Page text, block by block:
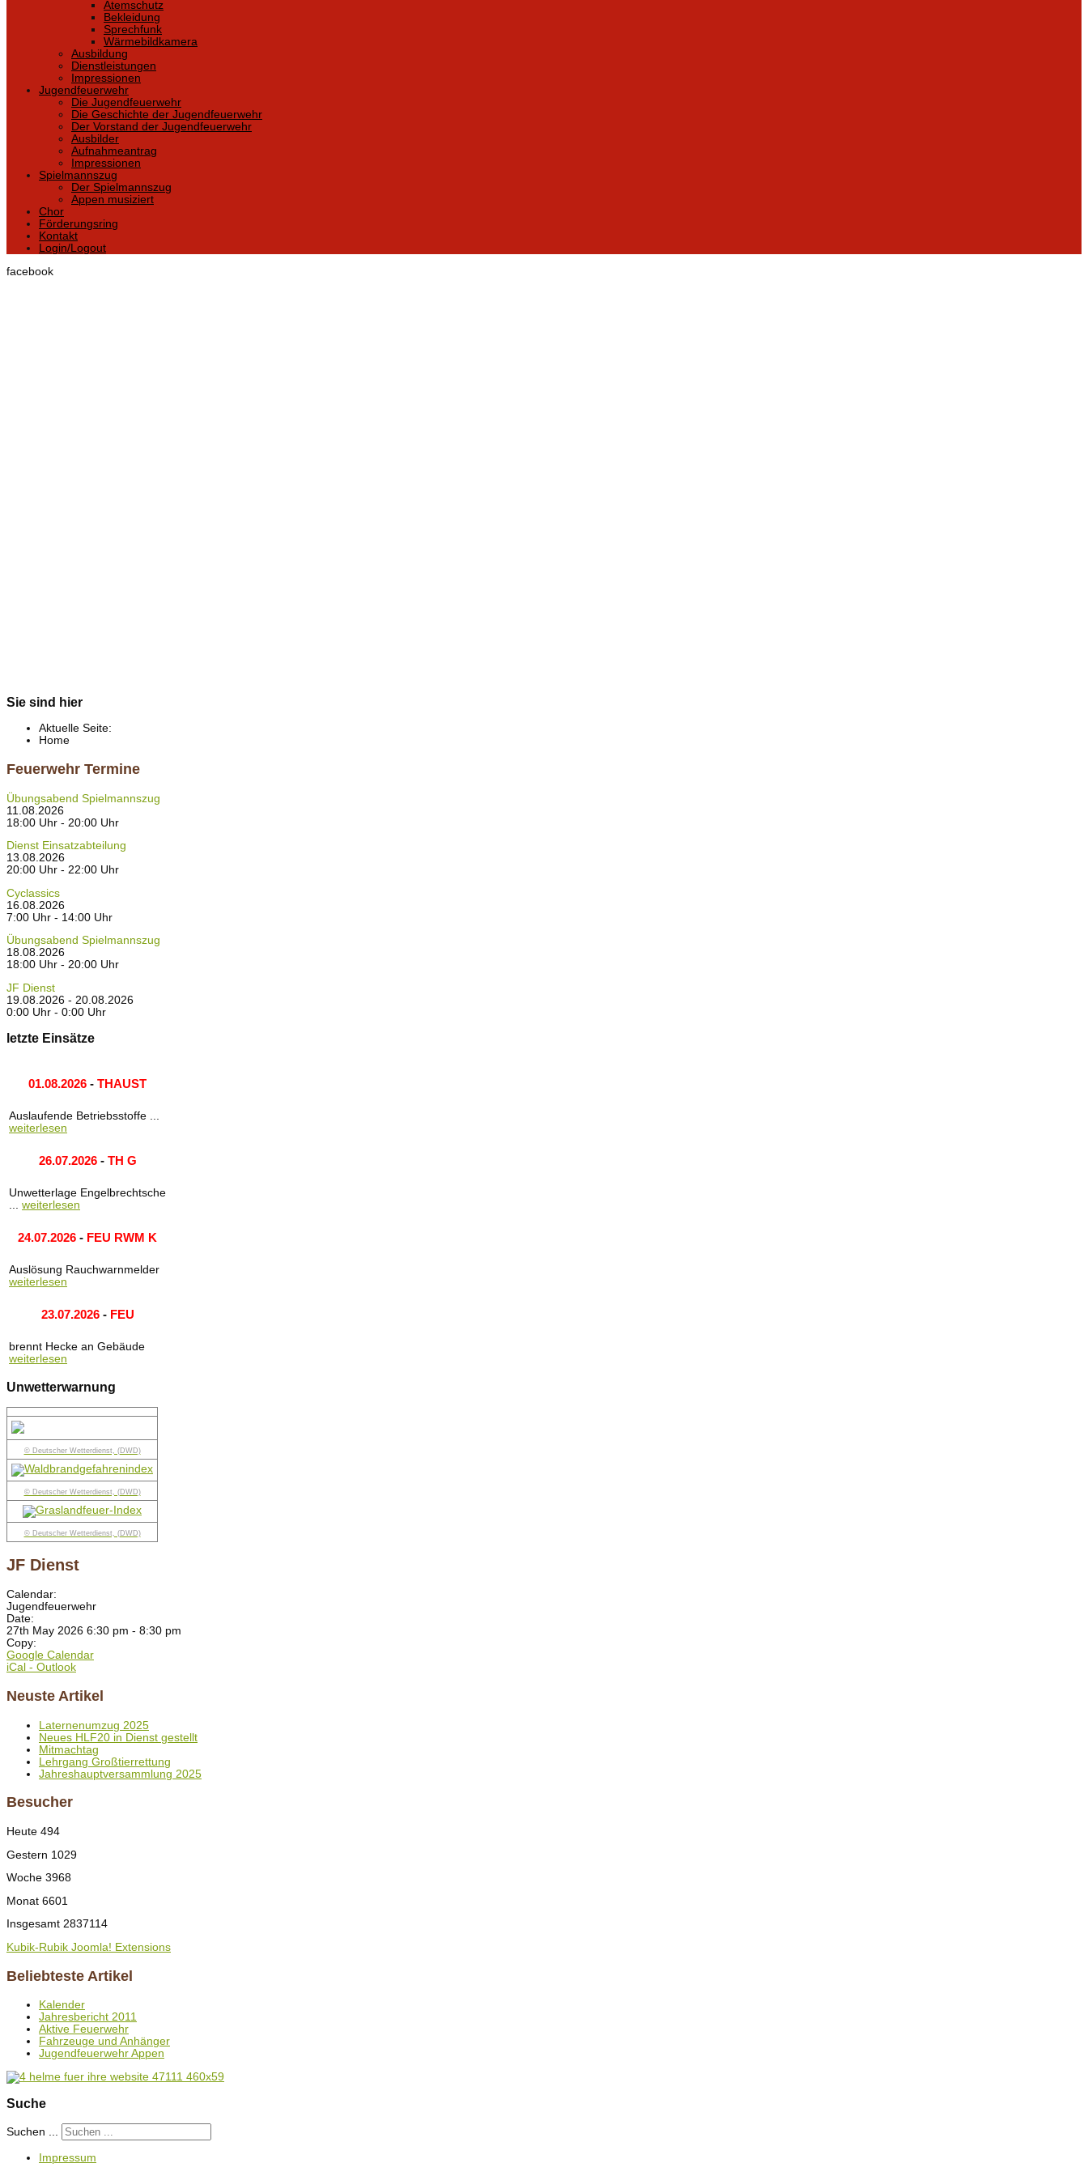
Atemschutz
Bekleidung
Sprechfunk
Wärmebildkamera
Ausbildung
Dienstleistungen
Impressionen
Jugendfeuerwehr
Die Jugendfeuerwehr
Die Geschichte der Jugendfeuerwehr
Der Vorstand der Jugendfeuerwehr
Ausbilder
Aufnahmeantrag
Impressionen
Spielmannszug
Der Spielmannszug
Appen musiziert
Chor
Förderungsring
Kontakt
Login/Logout
facebook
Sie sind hier
Aktuelle Seite:
Home
Feuerwehr Termine
Übungsabend Spielmannszug
11.08.2026
18:00 Uhr - 20:00 Uhr
Dienst Einsatzabteilung
13.08.2026
20:00 Uhr - 22:00 Uhr
Cyclassics
16.08.2026
7:00 Uhr - 14:00 Uhr
Übungsabend Spielmannszug
18.08.2026
18:00 Uhr - 20:00 Uhr
JF Dienst
19.08.2026 - 20.08.2026
0:00 Uhr - 0:00 Uhr
letzte Einsätze
01.08.2026 - THAUST
Auslaufende Betriebsstoffe ...
weiterlesen
26.07.2026- TH G
Unwetterlage Engelbrechtsche
... weiterlesen
24.07.2026 - FEU RWM K
Auslösung Rauchwarnmelder
weiterlesen
23.07.2026- FEU
brennt Hecke an Gebäude
weiterlesen
Unwetterwarnung
© Deutscher Wetterdienst, (DWD)
© Deutscher Wetterdienst, (DWD)
© Deutscher Wetterdienst, (DWD)
JF Dienst
Calendar:
Jugendfeuerwehr
Date:
27th May 2026 6:30 pm - 8:30 pm
Copy:
Google Calendar
iCal - Outlook
Neuste Artikel
Laternenumzug 2025
Neues HLF20 in Dienst gestellt
Mitmachtag
Lehrgang Großtierrettung
Jahreshauptversammlung 2025
Besucher
Heute 494
Gestern 1029
Woche 3968
Monat 6601
Insgesamt 2837114
Kubik-Rubik Joomla! Extensions
Beliebteste Artikel
Kalender
Jahresbericht 2011
Aktive Feuerwehr
Fahrzeuge und Anhänger
Jugendfeuerwehr Appen
Suche
Suchen ...
Impressum